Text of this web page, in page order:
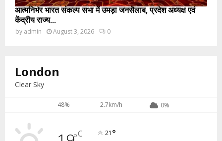
आत्मनिर्भर भारत संकल्प सभा में उमड़ा जनसैलाब, प्रदेश अध्यक्ष एवं
केंद्रीय राज्य...
by admin August 3, 2026 0
London
Clear Sky
48% 2.7km/h 0%
°C 21 °